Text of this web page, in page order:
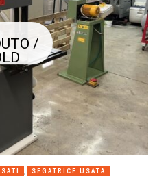
/
SEGATRICE USATA